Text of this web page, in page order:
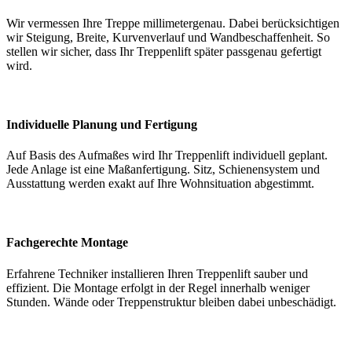
Wir vermessen Ihre Treppe millimetergenau. Dabei berücksichtigen
wir Steigung, Breite, Kurvenverlauf und Wandbeschaffenheit. So
stellen wir sicher, dass Ihr Treppenlift später passgenau gefertigt
wird.
Individuelle Planung und Fertigung
Auf Basis des Aufmaßes wird Ihr Treppenlift individuell geplant.
Jede Anlage ist eine Maßanfertigung. Sitz, Schienensystem und
Ausstattung werden exakt auf Ihre Wohnsituation abgestimmt.
Fachgerechte Montage
Erfahrene Techniker installieren Ihren Treppenlift sauber und
effizient. Die Montage erfolgt in der Regel innerhalb weniger
Stunden. Wände oder Treppenstruktur bleiben dabei unbeschädigt.